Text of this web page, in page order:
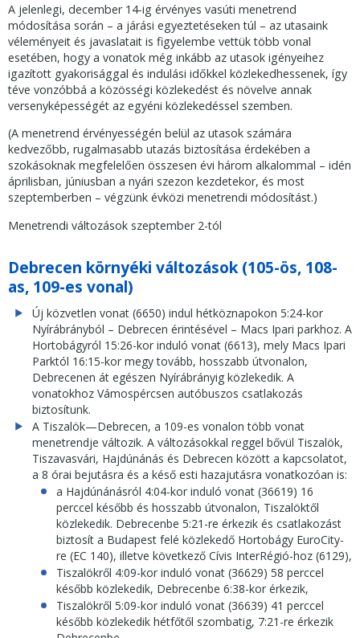
A jelenlegi, december 14-ig érvényes vasúti menetrend
módosítása során – a járási egyeztetéseken túl – az utasaink
véleményeit és javaslatait is figyelembe vettük több vonal
esetében, hogy a vonatok még inkább az utasok igényeihez
igazított gyakorisággal és indulási időkkel közlekedhessenek, így
téve vonzóbbá a közösségi közlekedést és növelve annak
versenyképességét az egyéni közlekedéssel szemben.
(A menetrend érvényességén belül az utasok számára
kedvezőbb, rugalmasabb utazás biztosítása érdekében a
szokásoknak megfelelően összesen évi három alkalommal – idén
áprilisban, júniusban a nyári szezon kezdetekor, és most
szeptemberben – végzünk évközi menetrendi módosítást.)
Menetrendi változások szeptember 2-tól
Debrecen környéki változások (105-ös, 108-
as, 109-es vonal)
Új közvetlen vonat (6650) indul hétköznapokon 5:24-kor
Nyírábrányból – Debrecen érintésével – Macs Ipari parkhoz. A
Hortobágyról 15:26-kor induló vonat (6613), mely Macs Ipari
Parktól 16:15-kor megy tovább, hosszabb útvonalon,
Debrecenen át egészen Nyírábrányig közlekedik. A
vonatokhoz Vámospércsen autóbuszos csatlakozás
biztosítunk.
A Tiszalök—Debrecen, a 109-es vonalon több vonat
menetrendje változik. A változásokkal reggel bővül Tiszalök,
Tiszavasvári, Hajdúnánás és Debrecen között a kapcsolatot,
a 8 órai bejutásra és a késő esti hazajutásra vonatkozóan is:
a Hajdúnánásról 4:04-kor induló vonat (36619) 16
perccel később és hosszabb útvonalon, Tiszalöktől
közlekedik. Debrecenbe 5:21-re érkezik és csatlakozást
biztosít a Budapest felé közlekedő Hortobágy EuroCity-
re (EC 140), illetve következő Cívis InterRégió-hoz (6129),
Tiszalökről 4:09-kor induló vonat (36629) 58 perccel
később közlekedik, Debrecenbe 6:38-kor érkezik,
Tiszalökről 5:09-kor induló vonat (36639) 41 perccel
később közlekedik hétfőtől szombatig, 7:21-re érkezik